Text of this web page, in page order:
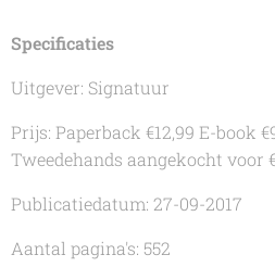
Specificaties
Uitgever: Signatuur
Prijs: Paperback €12,99 E-book
Tweedehands aangekocht voor
Publicatiedatum: 27-09-2017
Aantal pagina's: 552